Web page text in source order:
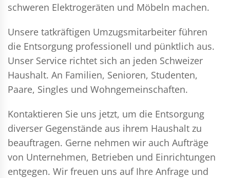
schweren Elektrogeräten und Möbeln machen.
Unsere tatkräftigen Umzugsmitarbeiter führen
die Entsorgung professionell und pünktlich aus.
Unser Service richtet sich an jeden Schweizer
Haushalt. An Familien, Senioren, Studenten,
Paare, Singles und Wohngemeinschaften.
Kontaktieren Sie uns jetzt, um die Entsorgung
diverser Gegenstände aus ihrem Haushalt zu
beauftragen. Gerne nehmen wir auch Aufträge
von Unternehmen, Betrieben und Einrichtungen
entgegen. Wir freuen uns auf Ihre Anfrage und